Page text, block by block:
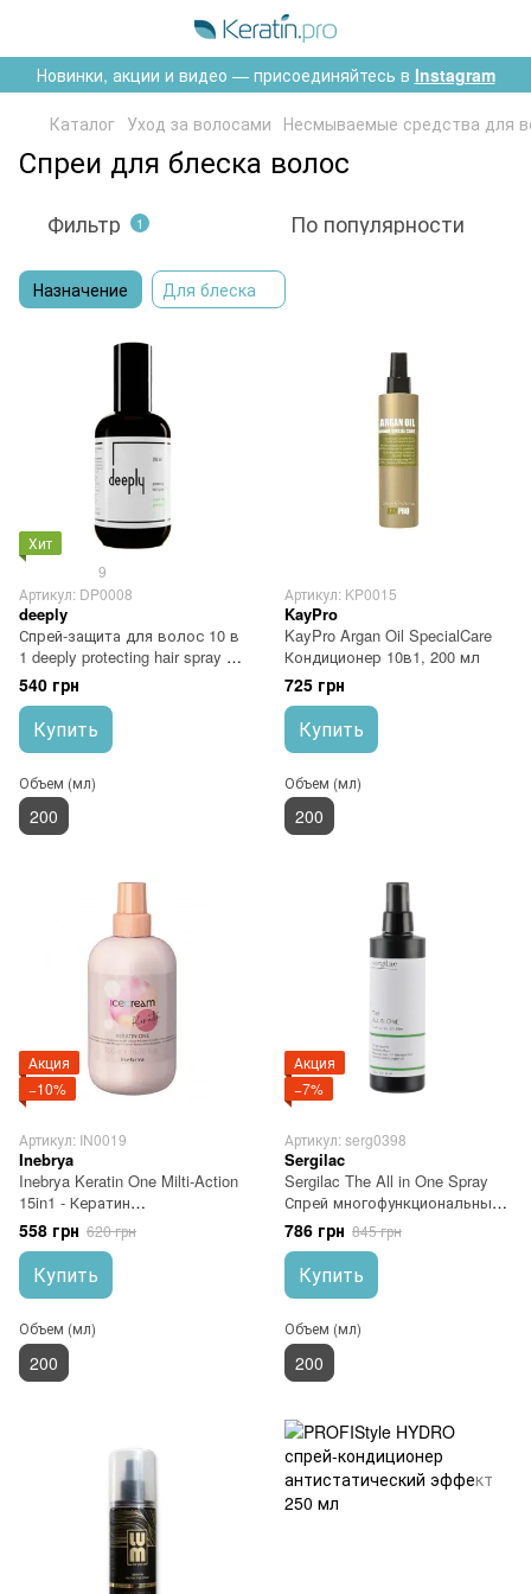
Новинки, акции и видео — присоединяйтесь в Instagram
Каталог Уход за волосами Несмываемые средства для
Спреи для блеска волос
Фильтр 1 По популярности
Назначение Для блеска
Хит
9
Артикул: DP0008
deeply
Спрей-защита для волос 10 в
1 deeply protecting hair spray 10
in 1 200 мл
540 грн
Купить
Объем (мл)
200
Артикул: KP0015
KayPro
KayPro Argan Oil SpecialCare
Кондиционер 10в1, 200 мл
725 грн
Купить
Объем (мл)
200
Акция
−10%
Артикул: IN0019
Inebrya
Inebrya Keratin One Milti-Action
15in1 - Кератин
мультиактивный 15в1, 200 мл
558 грн 620 грн
Купить
Объем (мл)
200
Акция
−7%
Артикул: serg0398
Sergilac
Sergilac The All in One Spray
Спрей многофункциональный
200 мл
786 грн 845 грн
Купить
Объем (мл)
200